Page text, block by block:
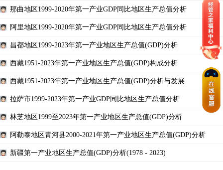
那曲地区1999-2020年第一产业GDP同比地区生产总值分析
阿里地区1999-2020年第一产业GDP同比地区生产总值分析
昌都地区1999-2023年第一产业地区生产总值(GDP)分析
西藏1951-2023年第一产业地区生产总值(GDP)构成分析
西藏1951-2023年第一产业地区生产总值(GDP)分析与发展
拉萨市1999-2023年第一产业GDP同比地区生产总值分析
林芝地区1999至2023年第一产业地区生产总值(GDP)分析
阿勒泰地区青河县2000-2021年第一产业地区生产总值(GDP)分析
新疆第一产业地区生产总值(GDP)分析(1978 - 2023)